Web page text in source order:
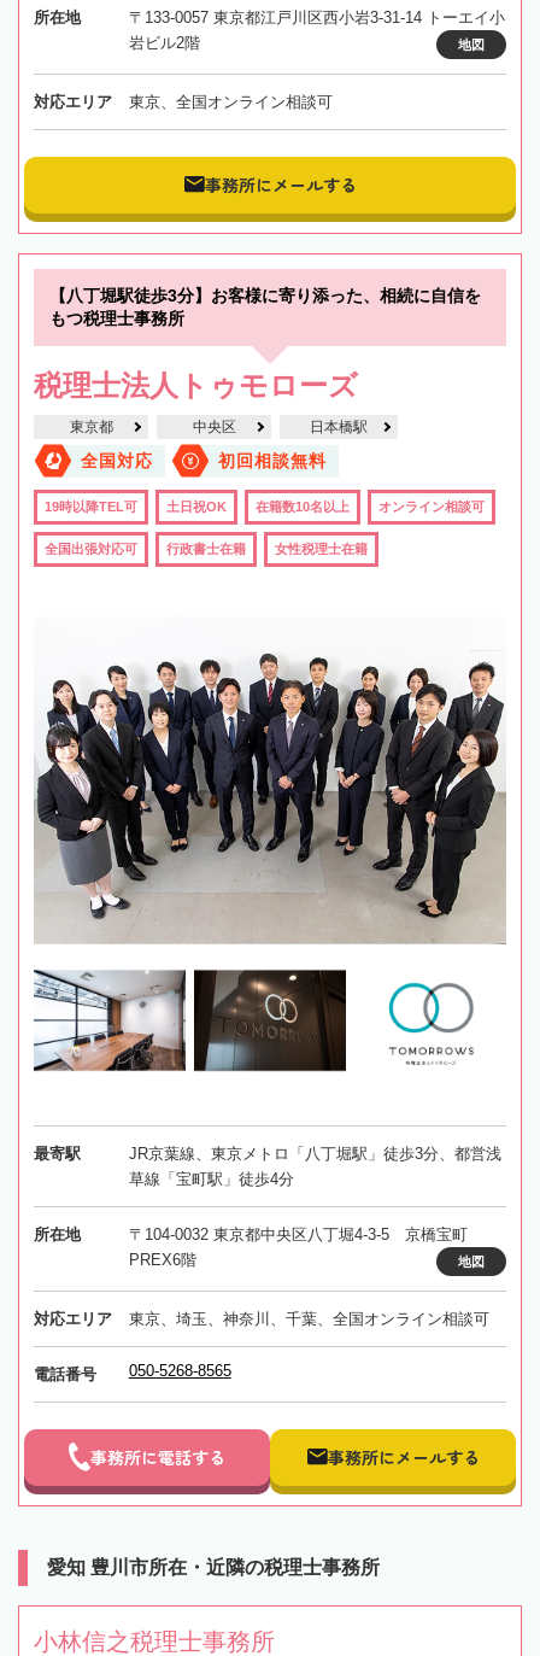
所在地
〒133-0057 東京都江戸川区西小岩3-31-14 トーエイ小
岩ビル2階
地図
対応エリア 東京、全国オンライン相談可
事務所にメールする
【八丁堀駅徒歩3分】お客様に寄り添った、相続に自信を
もつ税理士事務所
税理士法人トゥモローズ
東京都 中央区 日本橋駅
全国対応 初回相談無料
19時以降TEL可 土日祝OK 在籍数10名以上 オンライン相談可
全国出張対応可 行政書士在籍 女性税理士在籍
最寄駅
JR京葉線、東京メトロ「八丁堀駅」徒歩3分、都営浅
草線「宝町駅」徒歩4分
所在地
〒104-0032 東京都中央区八丁堀4-3-5 京橋宝町
PREX6階
地図
対応エリア 東京、埼玉、神奈川、千葉、全国オンライン相談可
電話番号 050-5268-8565
事務所に電話する 事務所にメールする
愛知 豊川市所在・近隣の税理士事務所
小林信之税理士事務所